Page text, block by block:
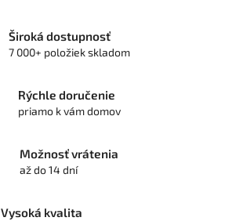
Široká dostupnosť
7 000+ položiek skladom
Rýchle doručenie
priamo k vám domov
Možnosť vrátenia
až do 14 dní
Vysoká kvalita